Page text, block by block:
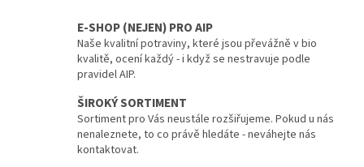
E-SHOP (NEJEN) PRO AIP
Naše kvalitní potraviny, které jsou převážně v bio
kvalitě, ocení každý - i když se nestravuje podle
pravidel AIP.
ŠIROKÝ SORTIMENT
Sortiment pro Vás neustále rozšiřujeme. Pokud u nás
nenaleznete, to co právě hledáte - neváhejte nás
kontaktovat.